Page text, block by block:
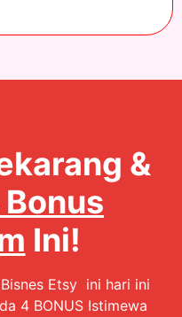
&
Ini!
Etsy ini hari ini
4 BONUS Istimewa